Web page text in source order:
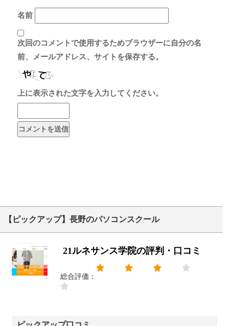
名前
次回のコメントで使用するためブラウザーに自分の名
前、メールアドレス、サイトを保存する。
上に表示された文字を入力してください。
【ピックアップ】長野のパソコンスクール
21ルネサンス学院の評判・口コミ
総合評価：